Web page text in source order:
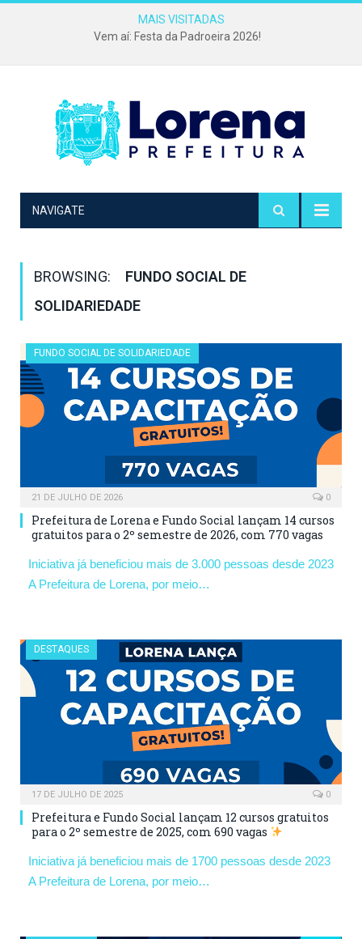
MAIS VISITADAS
Vem aí: Festa da Padroeira 2026!
NAVIGATE
BROWSING:
FUNDO SOCIAL DE
SOLIDARIEDADE
FUNDO SOCIAL DE SOLIDARIEDADE
21 DE JULHO DE 2026 0
Prefeitura de Lorena e Fundo Social lançam 14 cursos
gratuitos para o 2º semestre de 2026, com 770 vagas
Iniciativa já beneficiou mais de 3.000 pessoas desde 2023
A Prefeitura de Lorena, por meio…
DESTAQUES
17 DE JULHO DE 2025 0
Prefeitura e Fundo Social lançam 12 cursos gratuitos
para o 2º semestre de 2025, com 690 vagas
Iniciativa já beneficiou mais de 1700 pessoas desde 2023
A Prefeitura de Lorena, por meio…